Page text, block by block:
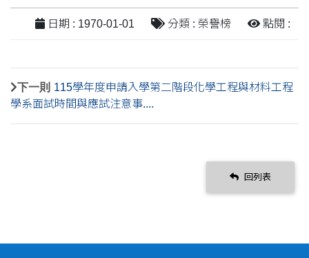
日期 : 1970-01-01 分類 : 榮譽榜 點閱 :
下一則 115學年度申請入學第二階段化學工程與材料工程
學系面試時間與應試注意事....
回列表